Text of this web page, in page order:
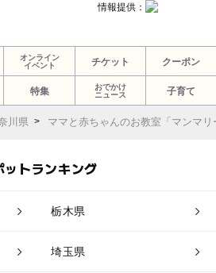
情報提供：
オンライン
イベント
チケット クーポン
特集
おでかけ
ニュース
子育て
川県 ママと赤ちゃんのお教室「マンマ
トランキング
栃木県
埼玉県